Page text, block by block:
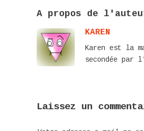
A propos de
KAREN
Karen est la
secondée par
Laissez un